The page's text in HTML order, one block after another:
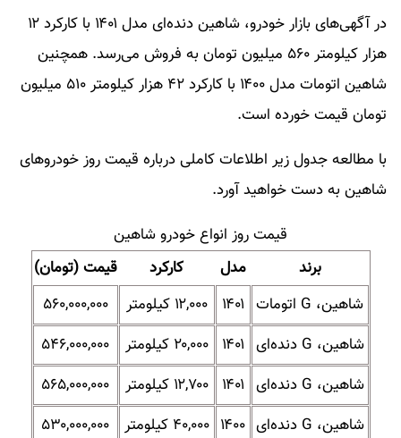
در آگهی‌های بازار خودرو، شاهین دنده‌ای مدل ۱۴۰۱ با کارکرد ۱۲
هزار کیلومتر ۵۶۰ میلیون تومان به فروش می‌رسد. همچنین
شاهین اتومات مدل ۱۴۰۰ با کارکرد ۴۲ هزار کیلومتر ۵۱۰ میلیون
تومان قیمت خورده است.
با مطالعه جدول زیر اطلاعات کاملی درباره قیمت روز خودروهای
شاهین به دست خواهید آورد.
قیمت روز انواع خودرو شاهین
برند
مدل کارکرد
قیمت (تومان)
شاهین، G اتومات
۱۴۰۱ ۱۲,۰۰۰ کیلومتر
۵۶۰,۰۰۰,۰۰۰
شاهین، G دنده‌ای
۱۴۰۱ ۲۰,۰۰۰ کیلومتر
۵۴۶,۰۰۰,۰۰۰
شاهین، G دنده‌ای
۱۴۰۱ ۱۲,۷۰۰ کیلومتر
۵۶۵,۰۰۰,۰۰۰
شاهین، G دنده‌ای
۱۴۰۰ ۴۰,۰۰۰ کیلومتر
۵۳۰,۰۰۰,۰۰۰